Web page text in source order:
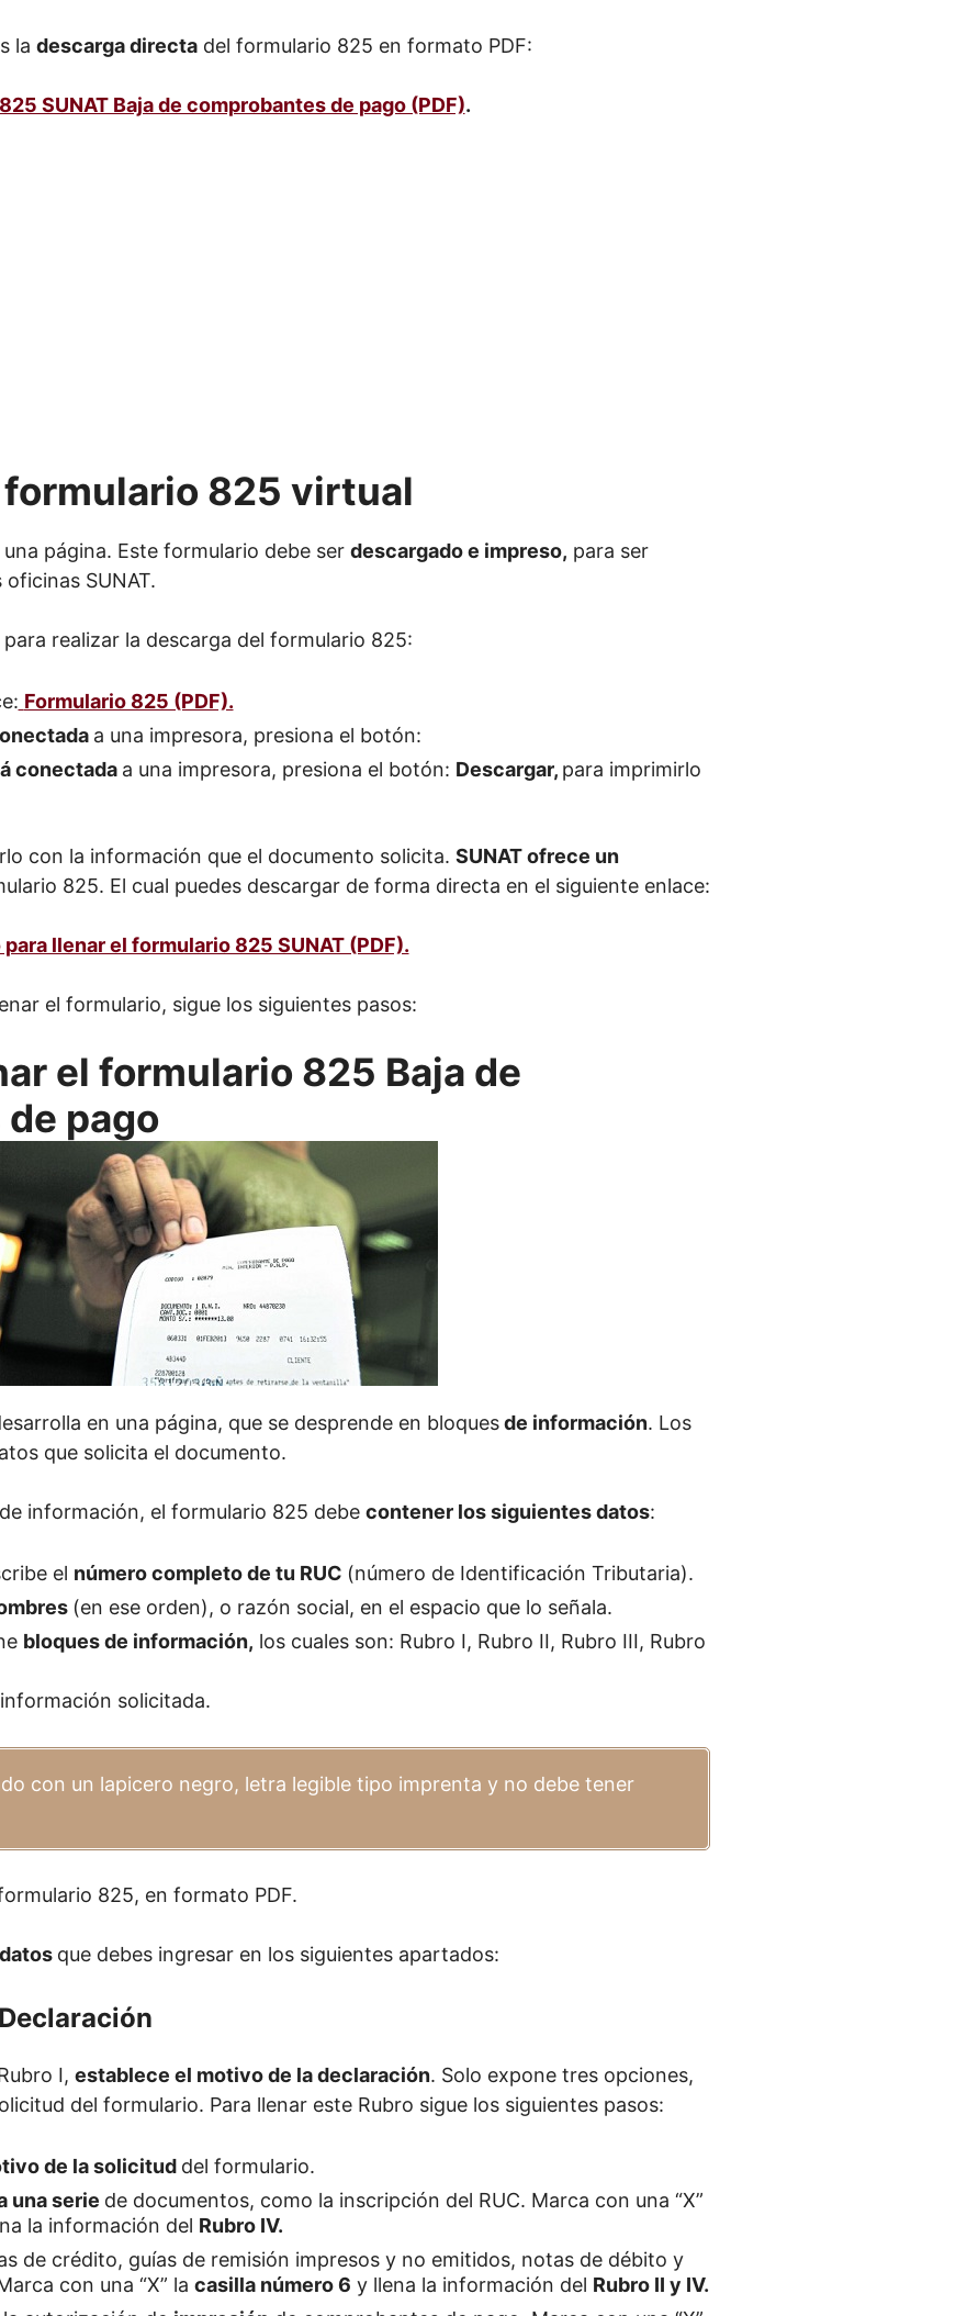
la descarga directadel formulario 825 en formato PDF:
SUNAT Baja de comprobantes de pago (PDF).
825 virtual
página. Este formulario debe ser descargado e impreso, para ser
SUNAT.
para realizar la descarga del formulario 825:
Formulario 825 (PDF).
a una impresora, presiona el botón:
conectada a una impresora, presiona el botón: Descargar, para imprimirlo
con la información que el documento solicita. SUNAT ofrece un
825. El cual puedes descargar de forma directa en el siguiente enlace:
llenar el formulario 825 SUNAT (PDF).
el formulario, sigue los siguientes pasos:
el formulario 825 Baja de
pago
en una página, que se desprende en bloquesde información. Los
que solicita el documento.
información, el formulario 825 debe contener los siguientes datos:
el número completo de tu RUC (número de Identificación Tributaria).
(en ese orden), o razón social, en el espacio que lo señala.
bloques de información, los cuales son: Rubro I, Rubro II, Rubro III, Rubro
solicitada.
con un lapicero negro, letra legible tipo imprenta y no debe tener
825, en formato PDF.
que debes ingresar en los siguientes apartados:
I, establece el motivo de la declaración. Solo expone tres opciones,
del formulario. Para llenar este Rubro sigue los siguientes pasos:
de la solicitud del formulario.
una serie de documentos, como la inscripción del RUC. Marca con una “X”
la información del Rubro IV.
de crédito, guías de remisión impresos y no emitidos, notas de débito y
con una “X” la casilla número 6 y llena la información del Rubro II y IV.